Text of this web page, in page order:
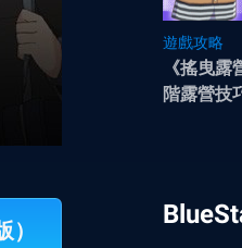
遊戲攻略
《搖曳
階露營技